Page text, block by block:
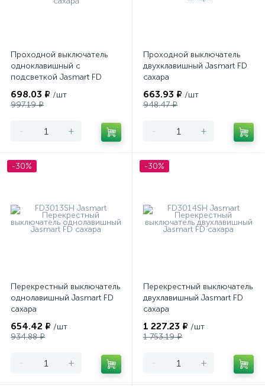
Проходной выключатель
одноклавишный с
подсветкой Jasmart FD
698.03 ₽ /шт
997.19 ₽
- +
Проходной выключатель
двухклавишный Jasmart FD
сахара
663.93 ₽ /шт
948.47 ₽
- +
-30%
Перекрестный выключатель
однолавишный Jasmart FD
сахара
654.42 ₽ /шт
934.88 ₽
- +
-30%
Перекрестный выключатель
двухлавишный Jasmart FD
сахара
1 227.23 ₽ /шт
1 753.19 ₽
- +